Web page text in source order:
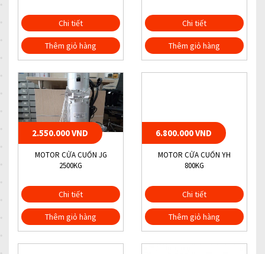
Chi tiết
Thêm giỏ hàng
Chi tiết
Thêm giỏ hàng
2.550.000 VND
MOTOR CỬA CUỐN JG
2500KG
Chi tiết
Thêm giỏ hàng
6.800.000 VND
MOTOR CỬA CUỐN YH
800KG
Chi tiết
Thêm giỏ hàng